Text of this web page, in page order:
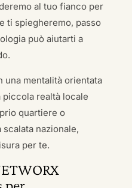
al tuo fianco per
ti spiegheremo, passo
può aiutarti a
una mentalità orientata
piccola realtà locale
quartiere o
scalata nazionale,
per te.